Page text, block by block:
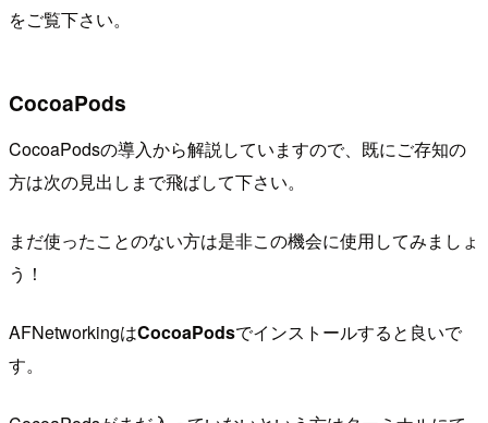
をご覧下さい。
CocoaPods
CocoaPodsの導入から解説していますので、既にご存知の
方は次の見出しまで飛ばして下さい。
まだ使ったことのない方は是非この機会に使用してみましょ
う！
AFNetworkingはCocoaPodsでインストールすると良いで
す。